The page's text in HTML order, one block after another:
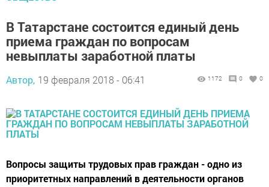
В Татарстане состоится единый день
приема граждан по вопросам
невыплаты заработной платы
Автор, 19 февраля 2018 - 06:41 1172 0 0
Вопросы защиты трудовых прав граждан - одно из
приоритетных направлений в деятельности органов